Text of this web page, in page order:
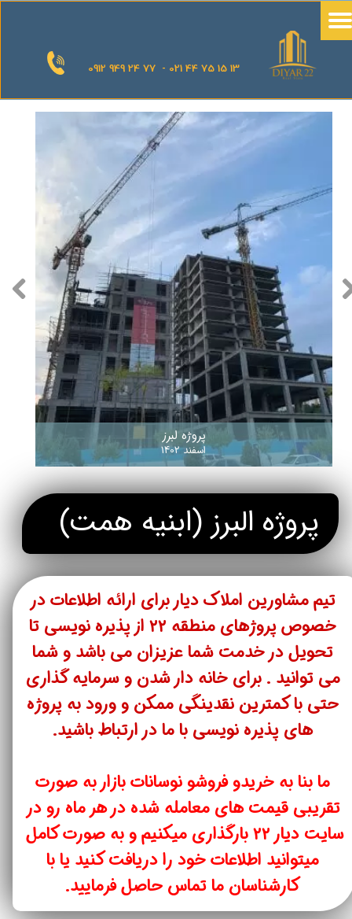
0912 949 24 77 - 021 44 75 15 13
پروژه لبرز
اسفند 1402
پروژه البرز (ابنیه همت)
تیم مشاورین املاک دیار برای ارائه اطلاعات در
خصوص پروژهای منطقه ۲۲ از پذیره نویسی تا
تحویل در خدمت شما عزیزان می باشد و شما
می توانید . برای خانه دار شدن و سرمایه گذاری
حتی با کمترین نقدینگی ممکن و ورود به پروژه
های پذیره نویسی با ما در ارتباط باشید​​​​​​​.
ما بنا به خریدو فروشو نوسانات بازار به صورت
تقریبی قیمت های معامله شده در هر ماه رو در
سایت دیار ۲۲ بارگذاری میکنیم و به صورت کامل
میتوانید اطلاعات خود را دریافت کنید یا با
کارشناسان ما تماس حاصل فرمایید.